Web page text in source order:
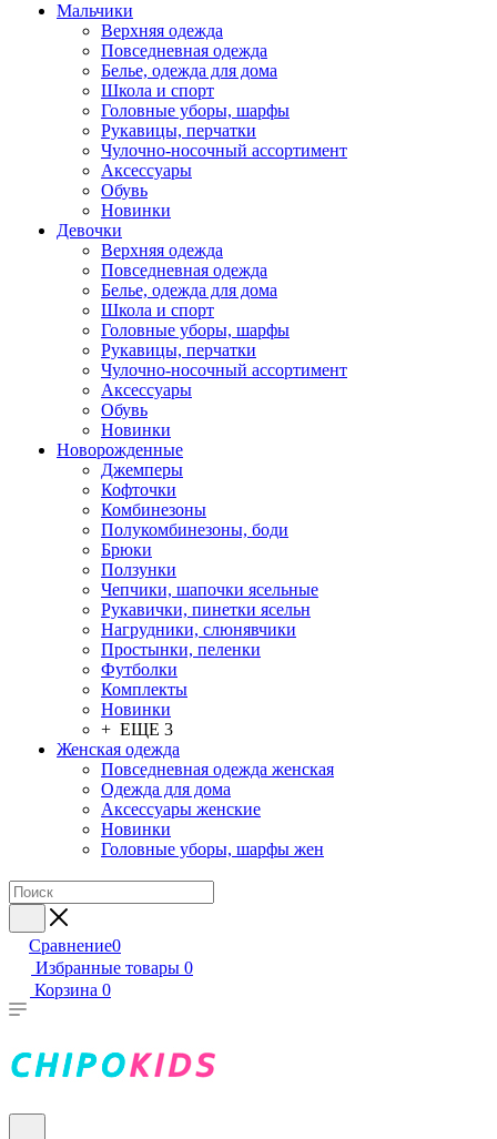
Мальчики
Верхняя одежда
Повседневная одежда
Белье, одежда для дома
Школа и спорт
Головные уборы, шарфы
Рукавицы, перчатки
Чулочно-носочный ассортимент
Аксессуары
Обувь
Новинки
Девочки
Верхняя одежда
Повседневная одежда
Белье, одежда для дома
Школа и спорт
Головные уборы, шарфы
Рукавицы, перчатки
Чулочно-носочный ассортимент
Аксессуары
Обувь
Новинки
Новорожденные
Джемперы
Кофточки
Комбинезоны
Полукомбинезоны, боди
Брюки
Ползунки
Чепчики, шапочки ясельные
Рукавички, пинетки ясельн
Нагрудники, слюнявчики
Простынки, пеленки
Футболки
Комплекты
Новинки
+ ЕЩЕ 3
Женская одежда
Повседневная одежда женская
Одежда для дома
Аксессуары женские
Новинки
Головные уборы, шарфы жен
Сравнение0
Избранные товары 0
Корзина 0